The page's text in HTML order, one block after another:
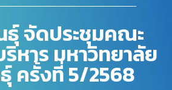
จัดประชุมคณะ
หาร มหาวิทยาลัย
ครั้งที่ 5/2568